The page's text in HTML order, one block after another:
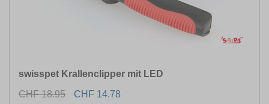
swisspet Krallenclipper mit LED
CHF 18.95
CHF 14.78